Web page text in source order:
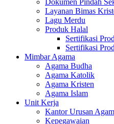
Layanan Bimas
Lagu Merdu
Produk Halal
Sertifikasi
Sertifikasi
Mimbar Agama
Agama Budha
Agama Katolik
Agama Kristen
Agama Islam
Unit Kerja
Kantor Urusan
Kepegawaian